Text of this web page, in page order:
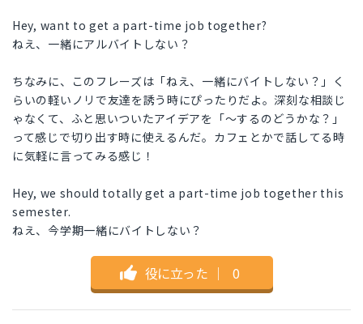
Hey, want to get a part-time job together?
ねえ、一緒にアルバイトしない？
ちなみに、このフレーズは「ねえ、一緒にバイトしない？」く
らいの軽いノリで友達を誘う時にぴったりだよ。深刻な相談じ
ゃなくて、ふと思いついたアイデアを「〜するのどうかな？」
って感じで切り出す時に使えるんだ。カフェとかで話してる時
に気軽に言ってみる感じ！
Hey, we should totally get a part-time job together this
semester.
ねえ、今学期一緒にバイトしない？
役に立った ｜ 0